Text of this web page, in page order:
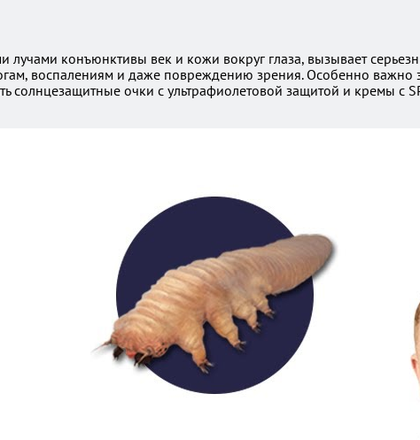
конъюнктивы век и кожи вокруг глаза, вызывает
воспалениям и даже повреждению зрения. Особенно важно
очки с ультрафиолетовой защитой и кремы с